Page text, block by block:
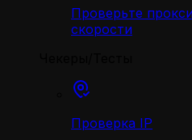
Проверьте
скорости
Проверка IP